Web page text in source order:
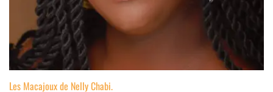
Les Macajoux de Nelly Chabi.